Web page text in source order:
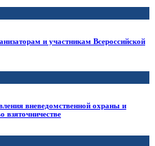
и участникам Всероссийской
вневедомственной охраны и
взяточничестве